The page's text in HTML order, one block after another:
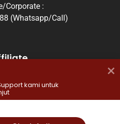
Corporate :
(Whatsapp/Call)
kami untuk